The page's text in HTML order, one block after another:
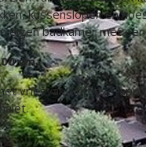
kussenslopen en
eigen badkamer met
cm
vriesvak,